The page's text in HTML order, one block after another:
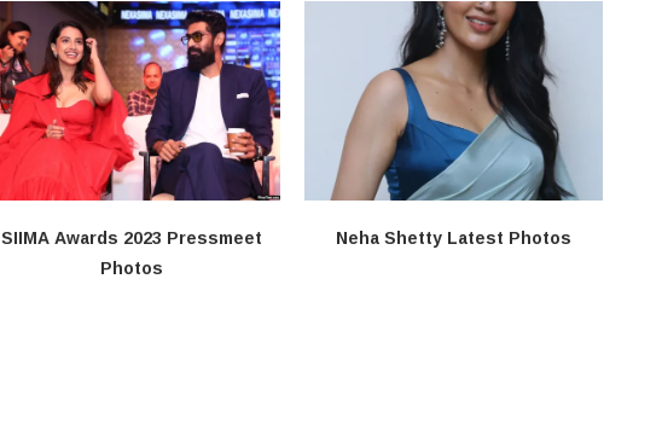
SIIMA Awards 2023 Pressmeet
Photos
Neha Shetty Latest Photos